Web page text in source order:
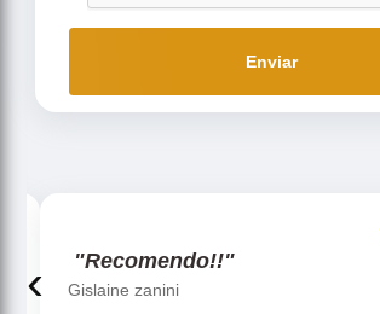
Enviar
"Recomendo!!"
Gislaine zanini
‹